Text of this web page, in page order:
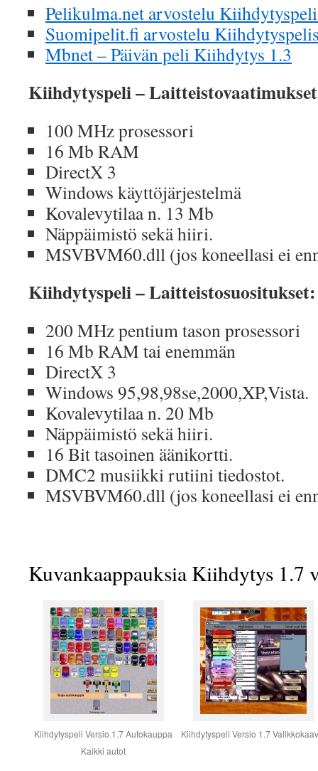
Pelikulma.net arvostelu
Suomipelit.fi arvostelu
Mbnet – Päivän peli Kiihdytys 1.3
Kiihdytyspeli –
100 MHz prosessori
16 Mb RAM
DirectX 3
Windows käyttöjärjestelmä
Kovalevytilaa n. 13 Mb
Näppäimistö sekä hiiri.
MSVBVM60.dll (jos koneellasi ei
Kiihdytyspeli – Laitteistosuositukset:
200 MHz pentium tason prosessori
16 Mb RAM tai enemmän
DirectX 3
Windows 95,98,98se,2000,XP,Vista.
Kovalevytilaa n. 20 Mb
Näppäimistö sekä hiiri.
16 Bit tasoinen äänikortti.
DMC2 musiikki rutiini tiedostot.
MSVBVM60.dll (jos koneellasi ei
Kuvankaappauksia Kiihdytys 1.7
Kiihdytyspeli Versio 1.7 Autokauppa
Kaikki autot
Kiihdytyspeli Versio 1.7